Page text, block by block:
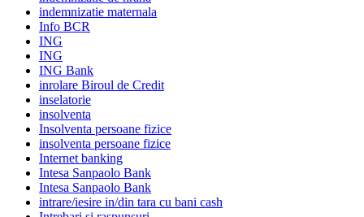
indemnizatie maternala
Info BCR
ING
ING
ING Bank
inrolare Biroul de Credit
inselatorie
insolventa
Insolventa persoane fizice
insolventa persoane fizice
Internet banking
Intesa Sanpaolo Bank
Intesa Sanpaolo Bank
intrare/iesire in/din tara cu bani cash